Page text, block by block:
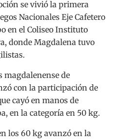
se vivió la primera
Nacionales Eje Cafetero
en el Coliseo Instituto
donde Magdalena tuvo
magdalenense de
con la participación de
cayó en manos de
en la categoría en 50 kg.
los 60 kg avanzó en la